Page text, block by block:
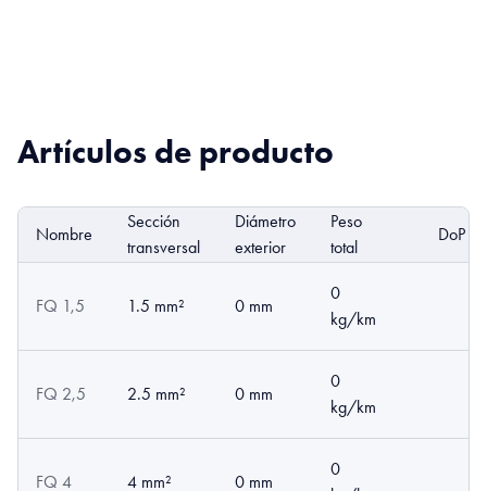
Artículos de producto
Nombre
Sección
transversal
Diámetro
exterior
Peso
total
DoP
FQ 1,5 1.5 mm² 0 mm
0
kg/km
FQ 2,5 2.5 mm² 0 mm
0
kg/km
FQ 4 4 mm² 0 mm
0